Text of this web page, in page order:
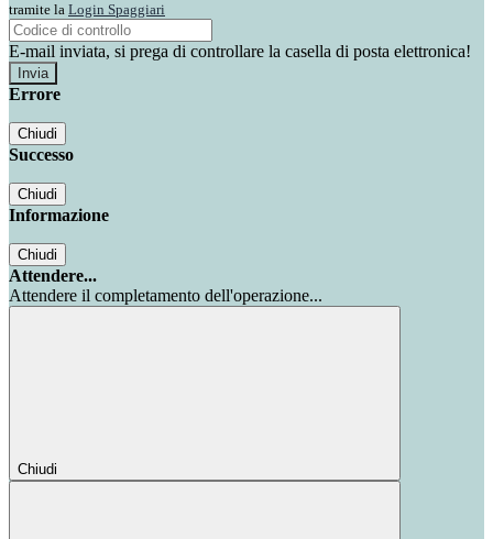
tramite la Login Spaggiari
E-mail inviata, si prega di controllare la casella di posta elettronica!
Errore
Chiudi
Successo
Chiudi
Informazione
Chiudi
Attendere...
Attendere il completamento dell'operazione...
Chiudi